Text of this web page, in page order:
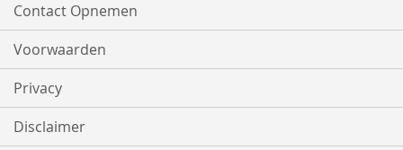
Contact Opnemen
Voorwaarden
Privacy
Disclaimer